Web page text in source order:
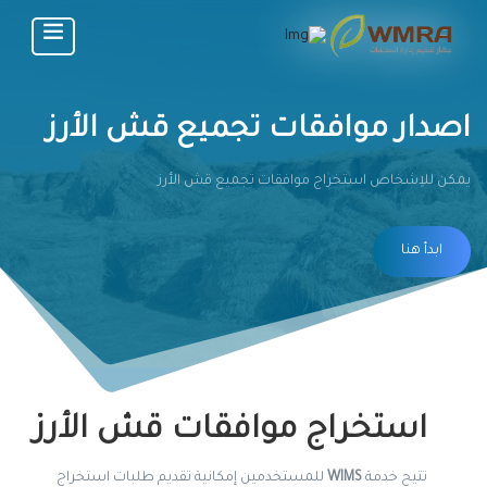
اصدار موافقات تجميع قش الأرز
يمكن للاِشخاص استخراج موافقات تجميع قش الأرز
ابدأ هنا
استخراج موافقات قش الأرز
تتيح خدمة WIMS للمستخدمين إمكانية تقديم طلبات استخراج